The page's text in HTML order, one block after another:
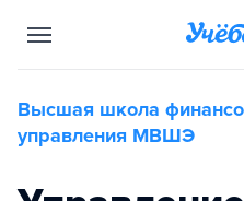
Высшая школа
управления МВШЭ